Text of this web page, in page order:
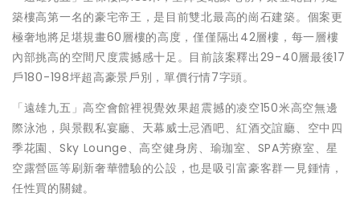
築樓高第一名的豪宅帝王，是目前雙北最高的崗石建築。個案更
極奢地將足堪規畫60層樓的高度，僅僅隔出42層樓，每一層樓
內部挑高的空間尺度震撼感十足。目前該案釋出29-40層最後17
戶180-198坪超高豪景戶別，單價行情7字頭。
「遠雄九五」高空會館裡視覺效果超震撼的凌空150米高空無邊
際泳池，與景觀私宴廳、天幕威士忌酒吧、紅酒交誼廳、空中四
季花園、Sky Lounge、高空健身房、瑜珈室、SPA芳療室、星
空露營區等刷新奢華體驗的公設，也是吸引富豪客群一見鍾情，
任性買的關鍵。